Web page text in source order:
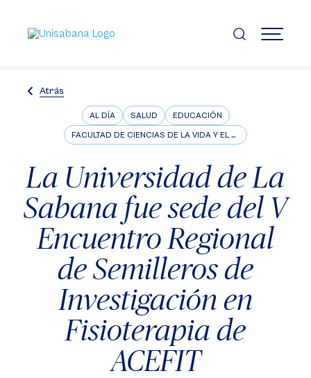
contenido
principal
MENÚ
Atrás
AL DÍA SALUD EDUCACIÓN
FACULTAD DE CIENCIAS DE LA VIDA Y EL BIENESTAR
La Universidad de La
Sabana fue sede del V
Encuentro Regional
de Semilleros de
Investigación en
Fisioterapia de
ACEFIT